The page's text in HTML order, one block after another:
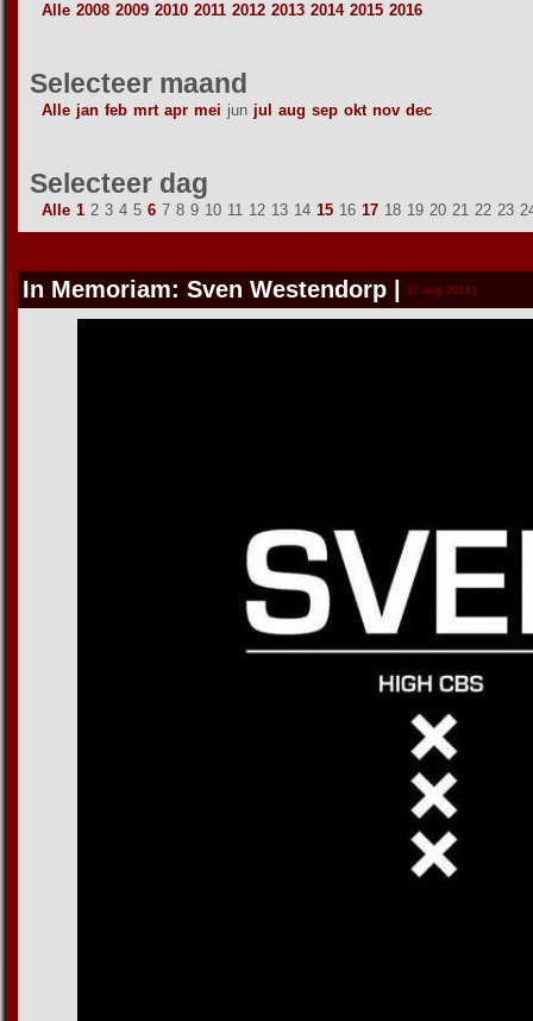
Alle 2008 2009 2010 2011 2012 2013 2014 2015 2016
Selecteer maand
Alle jan feb mrt apr mei jun jul aug sep okt nov dec
Selecteer dag
Alle 1 2 3 4 5 6 7 8 9 10 11 12 13 14 15 16 17 18 19 20 21 22 23
In Memoriam: Sven Westendorp 17 aug 2014 |